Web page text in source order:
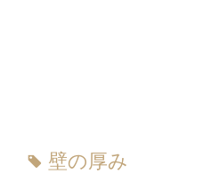
tag 壁の厚み